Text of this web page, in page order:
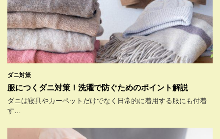
ダニ対策
服につくダニ対策！洗濯で防ぐためのポイント解説
ダニは寝具やカーペットだけでなく日常的に着用する服にも付着
す…